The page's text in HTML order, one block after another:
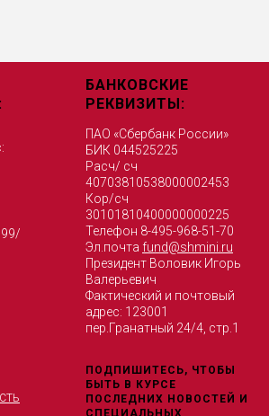
БАНКОВСКИЕ
РЕКВИЗИТЫ:
ПАО «Сбербанк России»
БИК 044525225
Расч/ сч
40703810538000002453
Кор/сч
30101810400000000225
Телефон 8-495-968-51-70
Эл.почта fund@shmini.ru
Президент Воловик Игорь
Валерьевич
Фактический и почтовый
адрес: 123001
пер.Гранатный 24/4, стр.1
ПОДПИШИТЕСЬ, ЧТОБЫ
БЫТЬ В КУРСЕ
ПОСЛЕДНИХ НОВОСТЕЙ И
СПЕЦИАЛЬНЫХ